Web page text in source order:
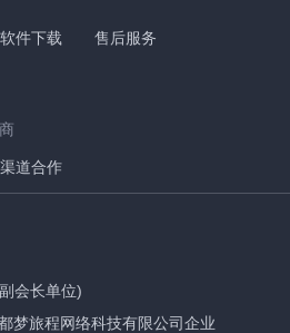
软件下载 售后服务
渠道合作
会长单位)
梦旅程网络科技有限公司企业